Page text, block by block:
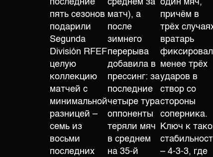
последние
пять сезонов
подарили
Segunda
División RFEF
целую
коллекцию
матчей с
минимальной
разницей –
семь из
восьми
последних
среднем за
матч), а
после
зимнего
перерыва
добавила в
прессинг: за
последние
четыре тура
оппоненты
теряли мяч
в среднем
на 35-й
один мяч,
причём в
трёх
вратарь
фиксировал
менее трёх
ударов в
створ со
стороны
соперника.
Ключ к
– 4-3-3, где